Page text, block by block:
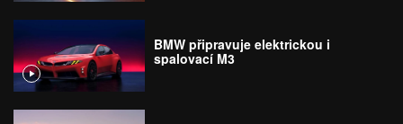
BMW připravuje elektrickou i
spalovací M3